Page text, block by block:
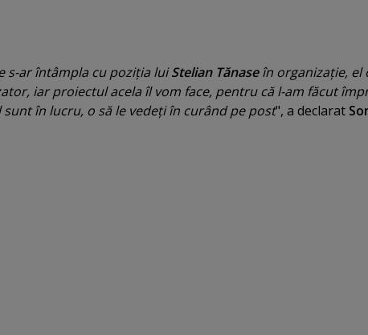
s-ar întâmpla cu poziţia luiStelian Tănaseîn organizaţie, el
iar proiectul acela îl vom face, pentru că l-am făcut
sunt în lucru, o să le vedeţi în curând pe post", a declarat